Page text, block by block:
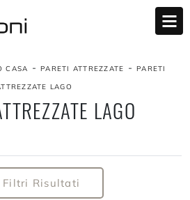
CASA - PARETI ATTREZZATE - PARETI
LAGO
LAGO
Risultati